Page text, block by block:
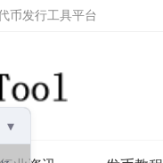
币发行工具平台
▾